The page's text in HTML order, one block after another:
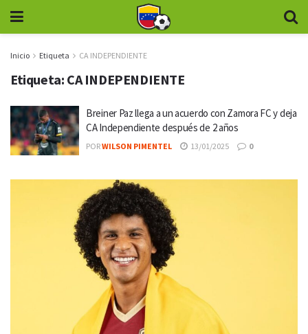
Inicio Etiqueta CA INDEPENDIENTE
Etiqueta: CA INDEPENDIENTE
Breiner Paz llega a un acuerdo con Zamora FC y deja
CA Independiente después de 2 años
PORWILSON PIMENTEL 13/01/2025 0